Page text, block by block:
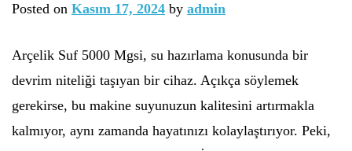
Posted on Kasım 17, 2024 by admin
Arçelik Suf 5000 Mgsi, su hazırlama konusunda bir
devrim niteliği taşıyan bir cihaz. Açıkça söylemek
gerekirse, bu makine suyunuzun kalitesini artırmakla
kalmıyor, aynı zamanda hayatınızı kolaylaştırıyor. Peki,